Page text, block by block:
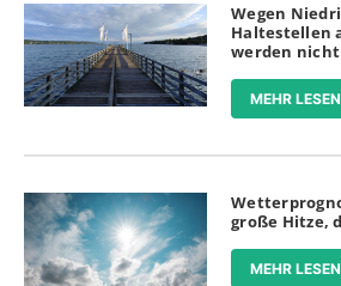
Wegen
Haltestellen
werden
MEHR
große Hitze,
MEHR